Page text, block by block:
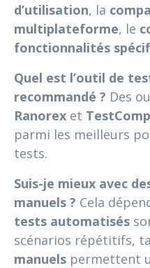
d’utilisation, la
multiplateforme, le
fonctionnalités
Quel est l’outil de
recommandé ? Des
Ranorex et
parmi les meilleurs
tests.
Suis-je mieux avec
manuels ? Cela
tests automatisés
scénarios répétitifs,
manuels permettent